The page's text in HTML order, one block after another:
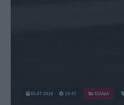
05-07-2026 20:47 ΕΛΛΑΔΑ